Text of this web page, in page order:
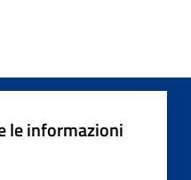
le informazioni